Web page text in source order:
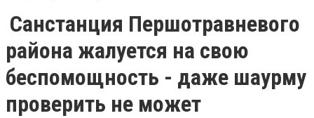
Санстанция Першотравневого
района жалуется на свою
беспомощность - даже шаурму
проверить не может